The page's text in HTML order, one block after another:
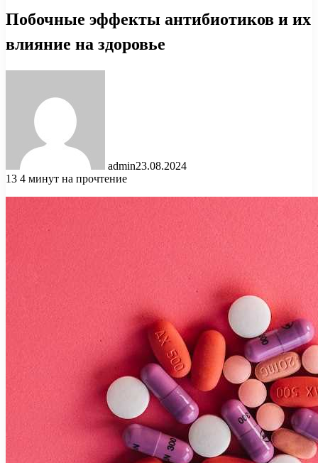
Побочные эффекты антибиотиков и их
влияние на здоровье
admin23.08.2024
13 4 минут на прочтение